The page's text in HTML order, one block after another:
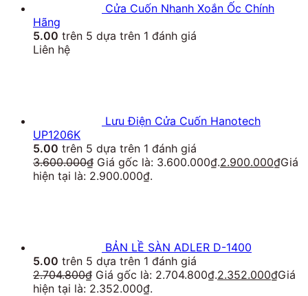
Cửa Cuốn Nhanh Xoắn Ốc Chính
Hãng
5.00 trên 5 dựa trên 1 đánh giá
Liên hệ
Lưu Điện Cửa Cuốn Hanotech
UP1206K
5.00 trên 5 dựa trên 1 đánh giá
3.600.000₫ Giá gốc là: 3.600.000₫.2.900.000₫Giá
hiện tại là: 2.900.000₫.
BẢN LỀ SÀN ADLER D-1400
5.00 trên 5 dựa trên 1 đánh giá
2.704.800₫ Giá gốc là: 2.704.800₫.2.352.000₫Giá
hiện tại là: 2.352.000₫.